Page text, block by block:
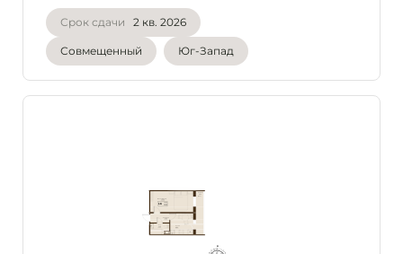
Срок сдачи 2 кв. 2026
Совмещенный Юг-Запад